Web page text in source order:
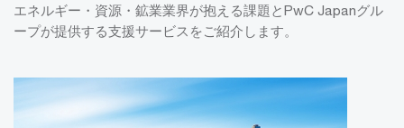
エネルギー・資源・鉱業業界が抱える課題とPwC Japanグル
ープが提供する支援サービスをご紹介します。